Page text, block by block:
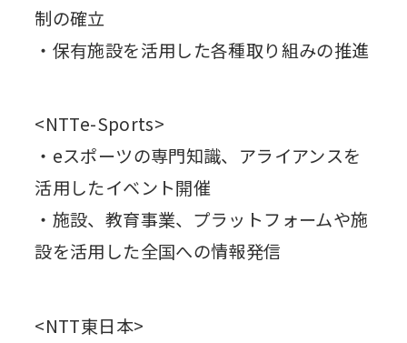
制の確立
・保有施設を活用した各種取り組みの推進
<NTTe-Sports>
・eスポーツの専門知識、アライアンスを
活用したイベント開催
・施設、教育事業、プラットフォームや施
設を活用した全国への情報発信
<NTT東日本>